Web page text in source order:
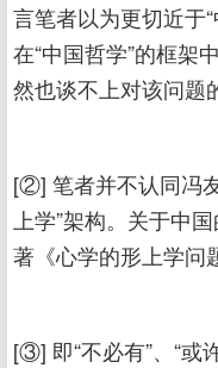
言笔者以为更切近于
在“中国哲学”的框架
然也谈不上对该问题的
[②] 笔者并不认同冯
上学”架构。关于中
著《心学的形上学问
[③] 即“不必有”、“或